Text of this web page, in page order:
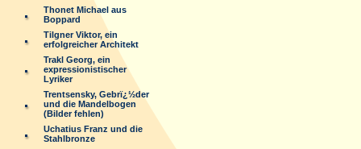
Thonet Michael aus
Boppard
Tilgner Viktor, ein
erfolgreicher Architekt
Trakl Georg, ein
expressionistischer
Lyriker
Trentsensky, Gebrï¿½der
und die Mandelbogen
(Bilder fehlen)
Uchatius Franz und die
Stahlbronze